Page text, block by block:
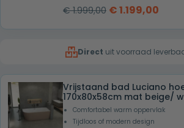
€1.999,00 Oorspronkelijke
€ 1.999,00.
€1.199,00
€
Direct uit voorraad
Vrijstaand bad Luciano
170x80x58cm mat beige/
Comfortabel warm oppervlak
Tijdloos of modern design